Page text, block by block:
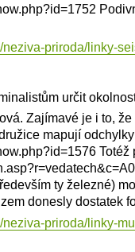
priroda/linky-
určit
Zajímavé je i to,
mapují
ty železné)
donesly dostatek
priroda/linky-